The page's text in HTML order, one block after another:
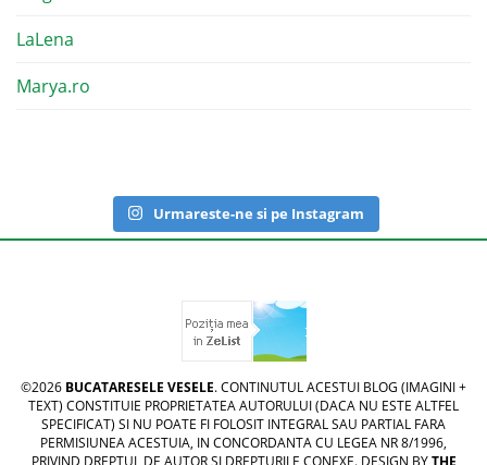
LaLena
Marya.ro
Urmareste-ne si pe Instagram
©2026 BUCATARESELE VESELE. CONTINUTUL ACESTUI BLOG (IMAGINI +
TEXT) CONSTITUIE PROPRIETATEA AUTORULUI (DACA NU ESTE ALTFEL
SPECIFICAT) SI NU POATE FI FOLOSIT INTEGRAL SAU PARTIAL FARA
PERMISIUNEA ACESTUIA, IN CONCORDANTA CU LEGEA NR 8/1996,
PRIVIND DREPTUL DE AUTOR SI DREPTURILE CONEXE. DESIGN BYTHE